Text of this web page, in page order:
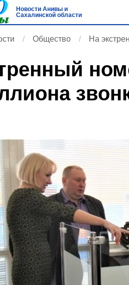
Новости Анивы и
Сахалинской области
Общество На